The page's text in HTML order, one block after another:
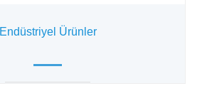
Endüstriyel Ürünler